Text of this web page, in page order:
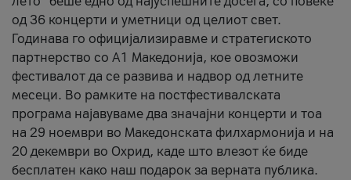
од 36 концерти и уметници од целиот свет.
Годинава го официјализиравме и стратегиското
партнерство со А1 Македонија, кое овозможи
фестивалот да се развива и надвор од летните
месеци. Во рамките на постфестивалската
програма најавуваме два значајни концерти и тоа
на 29 ноември во Македонската филхармонија и на
20 декември во Охрид, каде што влезот ќе биде
бесплатен како наш подарок за верната публика.